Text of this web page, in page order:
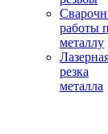
работы
металлу
резка
металла